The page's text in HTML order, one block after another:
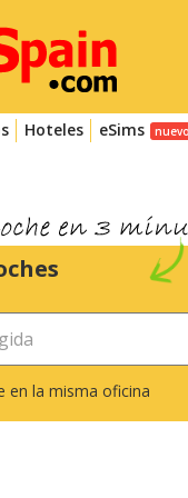
Hoteles eSims
en la misma oficina